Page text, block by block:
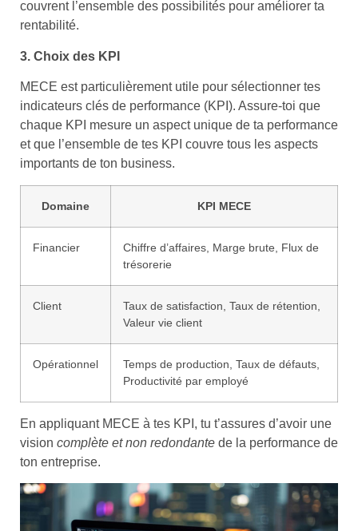
couvrent l’ensemble des possibilités pour améliorer ta
rentabilité.
3. Choix des KPI
MECE est particulièrement utile pour sélectionner tes
indicateurs clés de performance (KPI). Assure-toi que
chaque KPI mesure un aspect unique de ta performance
et que l’ensemble de tes KPI couvre tous les aspects
importants de ton business.
Domaine KPI MECE
Financier
Chiffre d’affaires, Marge brute, Flux de
trésorerie
Client
Taux de satisfaction, Taux de rétention,
Valeur vie client
Opérationnel
Temps de production, Taux de défauts,
Productivité par employé
En appliquant MECE à tes KPI, tu t’assures d’avoir une
vision complète et non redondante de la performance de
ton entreprise.